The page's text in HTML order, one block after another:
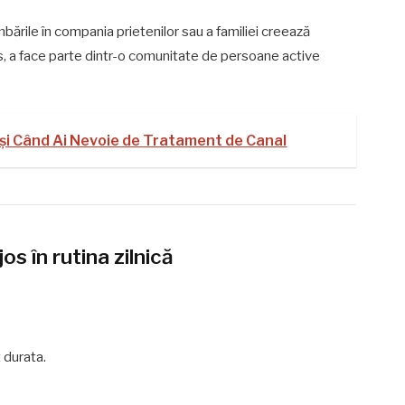
în compania prietenilor sau a familiei creează
a face parte dintr-o comunitate de persoane active
Când Ai Nevoie de Tratament de Canal
în rutina zilnică